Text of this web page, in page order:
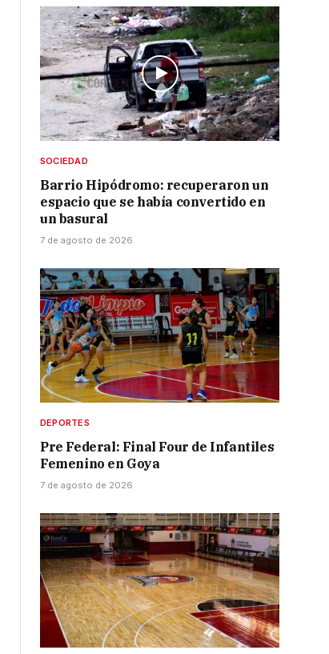
SOCIEDAD
Barrio Hipódromo: recuperaron un
espacio que se había convertido en
un basural
7 de agosto de 2026
DEPORTES
Pre Federal: Final Four de Infantiles
Femenino en Goya
7 de agosto de 2026